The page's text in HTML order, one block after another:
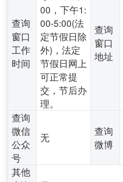
查询
窗口
工作
时间
00，下午1:
00-5:00(法
定节假日除
外)，法定
节假日网上
可正常提
交，节后办
理。
查询
窗口
地址
查询
微信
公众
号
无
查询
微博
其他